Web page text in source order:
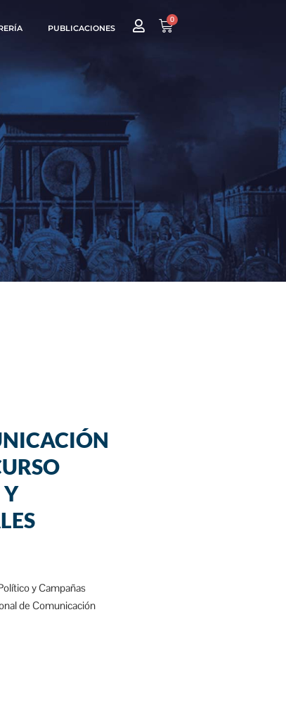
PUBLICACIONES
0
y Campañas
de Comunicación